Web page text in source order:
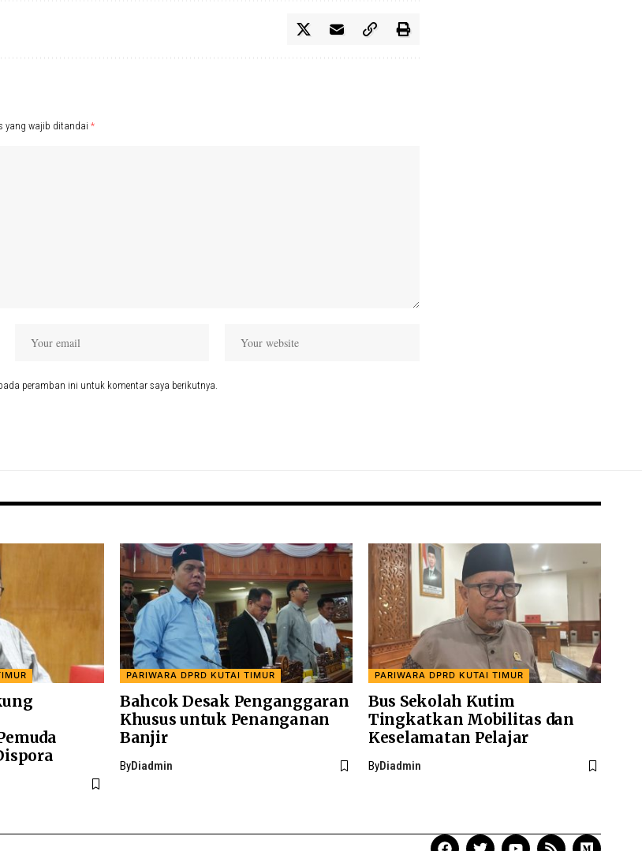
yang wajib ditandai *
peramban ini untuk komentar saya berikutnya.
PARIWARA DPRD KUTAI TIMUR
Bahcok Desak Penganggaran
Khusus untuk Penanganan
Banjir
ByDiadmin
PARIWARA DPRD KUTAI TIMUR
Bus Sekolah Kutim
Tingkatkan Mobilitas dan
Keselamatan Pelajar
ByDiadmin